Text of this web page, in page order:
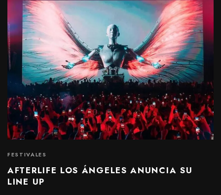
FESTIVALES
AFTERLIFE LOS ÁNGELES ANUNCIA SU
LINE UP